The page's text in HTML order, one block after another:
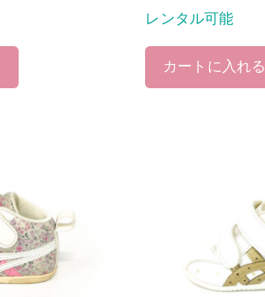
レンタル可能
カートに入れる